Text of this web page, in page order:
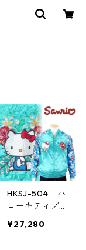
HKSJ-504 ハ
ローキティプリ
ン
¥27,280